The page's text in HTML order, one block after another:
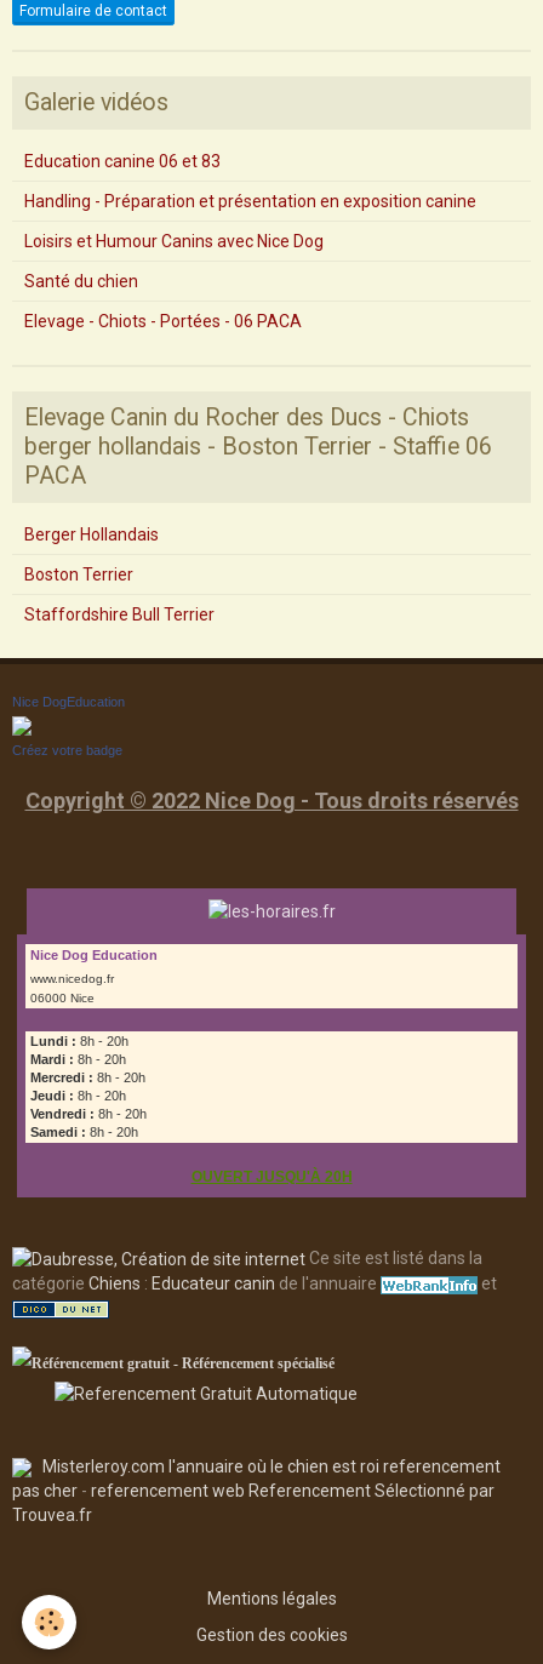
Formulaire de contact
Galerie vidéos
Education canine 06 et 83
Handling - Préparation et présentation en exposition canine
Loisirs et Humour Canins avec Nice Dog
Santé du chien
Elevage - Chiots - Portées - 06 PACA
Elevage Canin du Rocher des Ducs - Chiots
berger hollandais - Boston Terrier - Staffie 06
PACA
Berger Hollandais
Boston Terrier
Staffordshire Bull Terrier
Nice DogEducation
Créez votre badge
Copyright © 2022 Nice Dog - Tous droits réservés
Nice Dog Education
www.nicedog.fr
06000 Nice
Lundi : 8h - 20h
Mardi : 8h - 20h
Mercredi : 8h - 20h
Jeudi : 8h - 20h
Vendredi : 8h - 20h
Samedi : 8h - 20h
OUVERT JUSQU'À 20H
Ce site est listé dans la
catégorie Chiens : Educateur canin de l'annuaire et
Misterleroy.com l'annuaire où le chien est roi referencement
pas cher - referencement web ReferencementSélectionné par
Trouvea.fr
Mentions légales
Gestion des cookies